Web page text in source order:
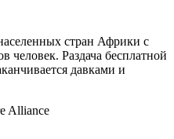
стран Африки с
человек. Раздача бесплатной
давками и
Alliance